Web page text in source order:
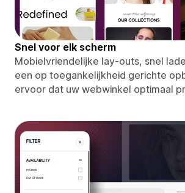
Snel voor elk scherm
Mobielvriendelijke lay-outs, snel
een op toegankelijkheid gerichte
ervoor dat uw webwinkel optimaal